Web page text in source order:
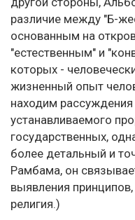
различие между "Б-
основанным на
"естественным" и
которых -
жизненный опыт
находим рассуждения
устанавливаемого
государственных,
более детальный и
Рамбама, он
выявления
религия.)